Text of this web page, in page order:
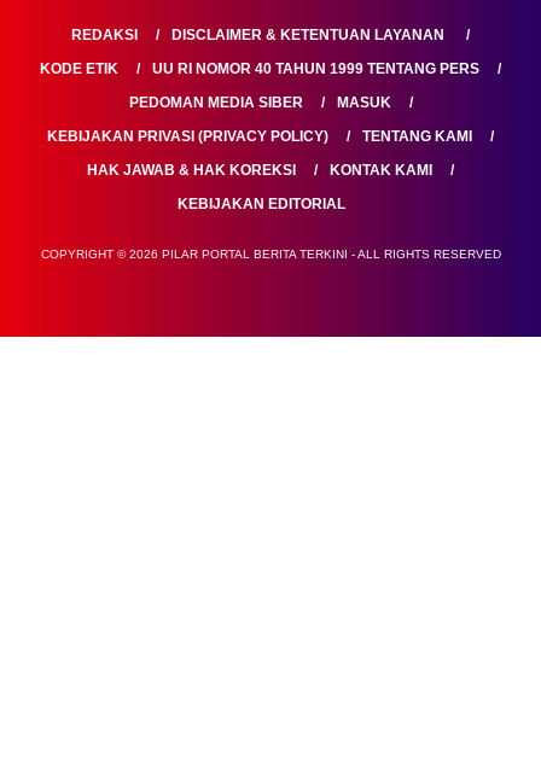
REDAKSI
DISCLAIMER & KETENTUAN LAYANAN
KODE ETIK
UU RI NOMOR 40 TAHUN 1999 TENTANG PERS
PEDOMAN MEDIA SIBER
MASUK
KEBIJAKAN PRIVASI (PRIVACY POLICY)
TENTANG KAMI
HAK JAWAB & HAK KOREKSI
KONTAK KAMI
KEBIJAKAN EDITORIAL
COPYRIGHT © 2026 PILAR PORTAL BERITA TERKINI - ALL RIGHTS RESERVED